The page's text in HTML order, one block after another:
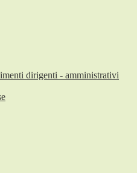
dirigenti - amministrativi